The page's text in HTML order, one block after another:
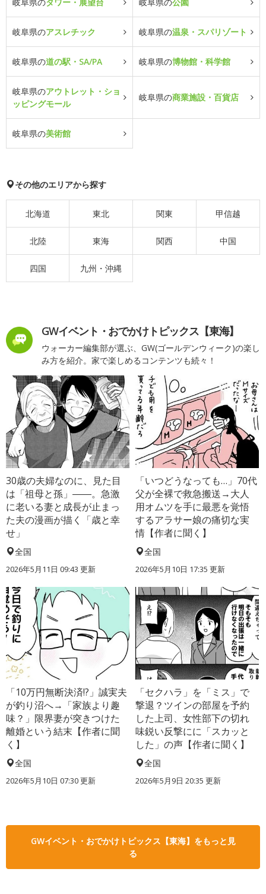
岐阜県のアスレチック 岐阜県の温泉・スパリゾート
岐阜県の道の駅・SA/PA 岐阜県の博物館・科学館
岐阜県のアウトレット・ショ
ッピングモール
岐阜県の商業施設・百貨店
岐阜県の美術館
その他のエリアから探す
北海道 東北 関東 甲信越
北陸 東海 関西 中国
四国 九州・沖縄
GWイベント・おでかけトピックス【東海】
ウォーカー編集部が選ぶ、GW(ゴールデンウィーク)の楽し
み方を紹介。家で楽しめるコンテンツも続々！
30歳の夫婦なのに、見た目
は「祖母と孫」――。急激
に老いる妻と成長が止まっ
た夫の漫画が描く「歳と幸
せ」
全国
2026年5月11日 09:43 更新
「いつどうなっても…」70代
父が全裸で救急搬送→大人
用オムツを手に最悪を覚悟
するアラサー娘の痛切な実
情【作者に聞く】
全国
2026年5月10日 17:35 更新
「10万円無断決済!?」誠実夫
が釣り沼へ→「家族より趣
味？」限界妻が突きつけた
離婚という結末【作者に聞
く】
全国
2026年5月10日 07:30 更新
「セクハラ」を「ミス」で
撃退？ツインの部屋を予約
した上司、女性部下の切れ
味鋭い反撃にに「スカッと
した」の声【作者に聞く】
全国
2026年5月9日 20:35 更新
GWイベント・おでかけトピックス【東海】をもっと見
る